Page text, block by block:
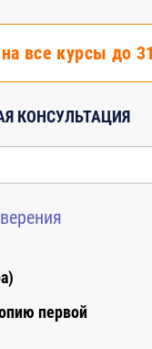
все курсы до
КОНСУЛЬТАЦИЯ
первой